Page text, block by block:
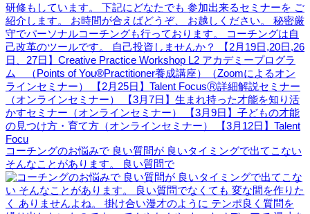
コーチングのお悩みで 良い質問が 良いタイミングで出てこない
そんなことがあります。 良い質問で